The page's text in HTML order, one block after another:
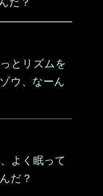
とリズムを
ウ、なーん
よく眠って
だ？